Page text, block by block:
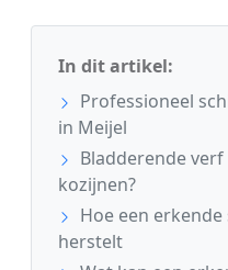
In dit artikel:
Professioneel
in Meijel
Bladderende
kozijnen?
Hoe een
herstelt